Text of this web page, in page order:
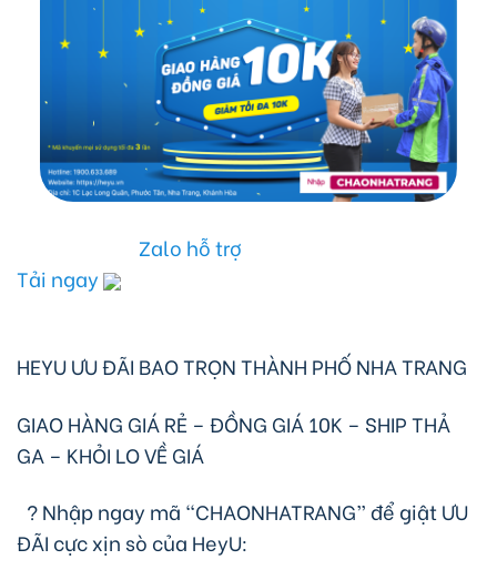
Tải ngay
Zalo hỗ trợ
HEYU ƯU ĐÃI BAO TRỌN THÀNH PHỐ NHA TRANG
GIAO HÀNG GIÁ RẺ – ĐỒNG GIÁ 10K – SHIP THẢ
GA – KHỎI LO VỀ GIÁ
?Nhập ngay mã “CHAONHATRANG” để giật ƯU
ĐÃI cực xịn sò của HeyU: